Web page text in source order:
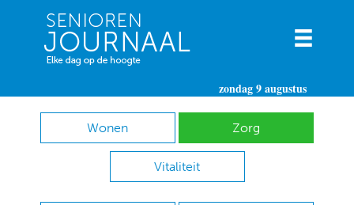
zondag 9 augustus
Wonen Zorg
Vitaliteit